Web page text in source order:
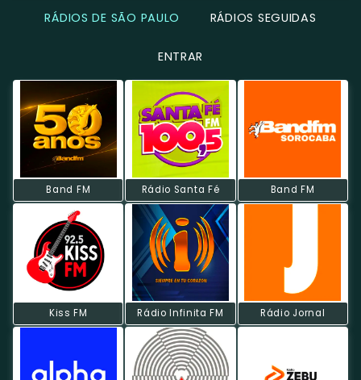
RÁDIOS DE SÃO PAULO RÁDIOS SEGUIDAS
ENTRAR
Band FM Rádio Santa Fé Band FM
Kiss FM Rádio Infinita FM Rádio Jornal